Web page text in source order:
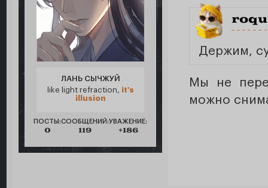
ЛАНЬ СЫЧЖУЙ
like light refraction, it's
illusion
ПОСТЫ:
0
СООБЩЕНИЙ:
119
УВАЖЕНИЕ:
+186
Держим,
Мы не
можно